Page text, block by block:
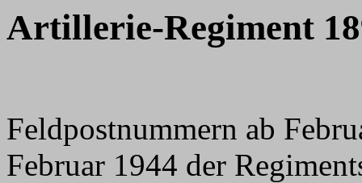
Artillerie-Regiment
Feldpostnummern ab
Februar 1944 der